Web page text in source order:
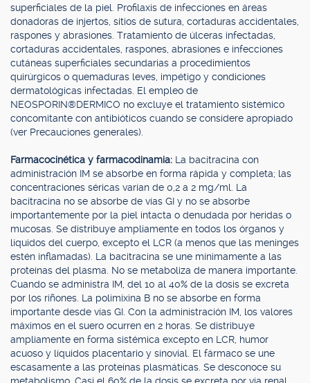
superficiales de la piel. Profilaxis de infecciones en áreas
donadoras de injertos, sitios de sutura, cortaduras accidentales,
raspones y abrasiones. Tratamiento de úlceras infectadas,
cortaduras accidentales, raspones, abrasiones e infecciones
cutáneas superficiales secundarias a procedimientos
quirúrgicos o quemaduras leves, impétigo y condiciones
dermatológicas infectadas. El empleo de
NEOSPORIN®DERMICO no excluye el tratamiento sistémico
concomitante con antibióticos cuando se considere apropiado
(ver Precauciones generales).
Farmacocinética y farmacodinamia: La bacitracina con
administración IM se absorbe en forma rápida y completa; las
concentraciones séricas varían de 0,2 a 2 mg/ml. La
bacitracina no se absorbe de vías GI y no se absorbe
importantemente por la piel intacta o denudada por heridas o
mucosas. Se distribuye ampliamente en todos los órganos y
líquidos del cuerpo, excepto el LCR (a menos que las meninges
estén inflamadas). La bacitracina se une mínimamente a las
proteínas del plasma. No se metaboliza de manera importante.
Cuando se administra IM, del 10 al 40% de la dosis se excreta
por los riñones. La polimixina B no se absorbe en forma
importante desde vías GI. Con la administración IM, los valores
máximos en el suero ocurren en 2 horas. Se distribuye
ampliamente en forma sistémica excepto en LCR, humor
acuoso y líquidos placentario y sinovial. El fármaco se une
escasamente a las proteínas plasmáticas. Se desconoce su